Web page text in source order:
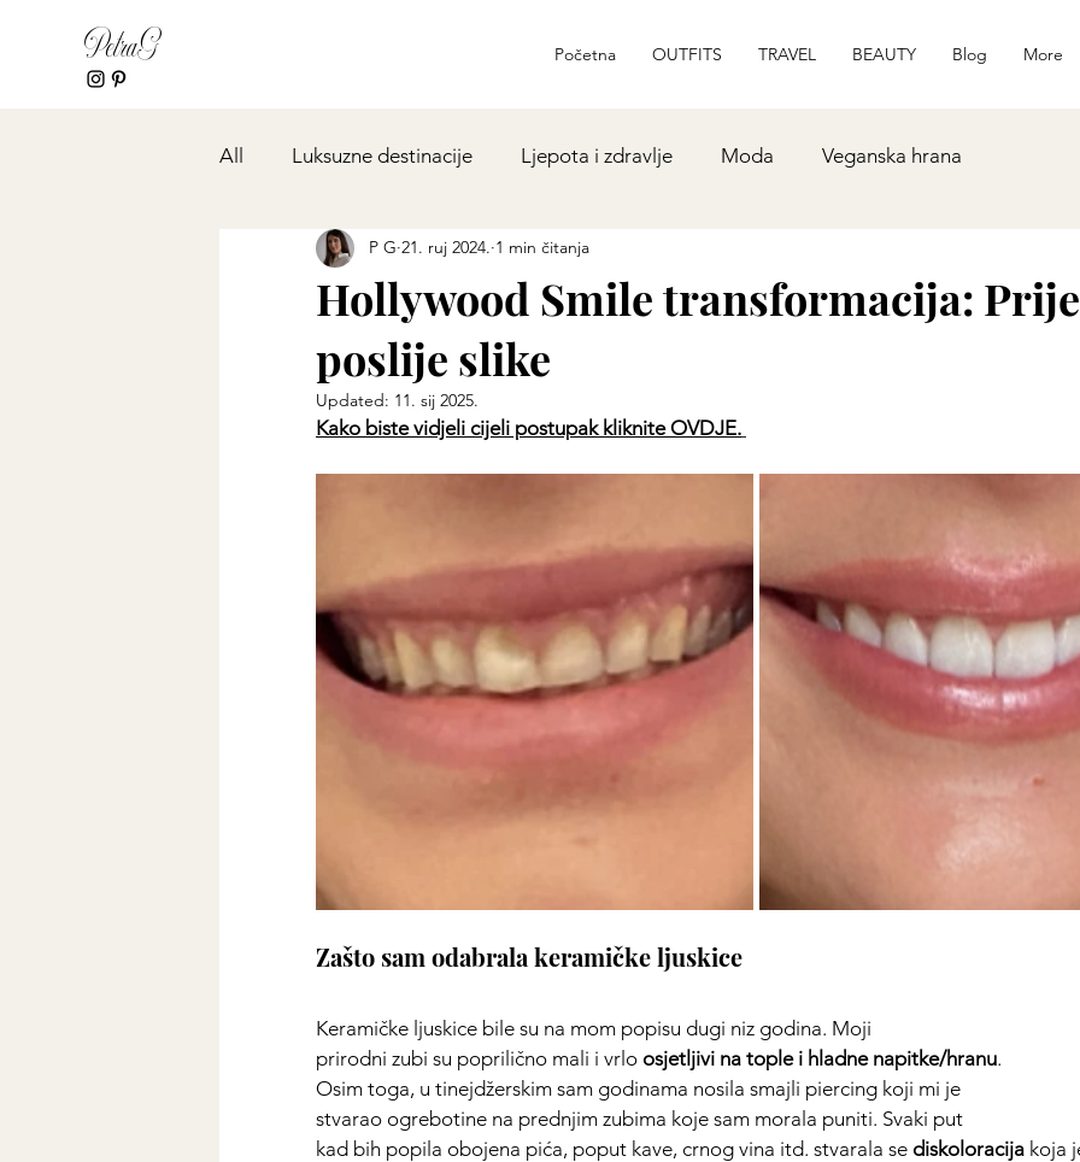
PetraG Početna OUTFITS TRAVEL BEAUTY Blog More
All Luksuzne destinacije Ljepota i zdravlje Moda Veganska hrana
Hollywood Smile transformacija:
poslije slike
P G 21. ruj 2024. 1 min čitanja
Updated: 11. sij 2025.
Kako biste vidjeli cijeli postupak kliknite OVDJE.
Zašto sam odabrala keramičke ljuskice
Keramičke ljuskice bile su na mom popisu dugi niz godina. Moji
prirodni zubi su poprilično mali i vrlo osjetljivi na tople i hladne napitke/hranu.
Osim toga, u tinejdžerskim sam godinama nosila smajli piercing koji mi je
stvarao ogrebotine na prednjim zubima koje sam morala puniti. Svaki put
kad bih popila obojena pića, poput kave, crnog vina itd. stvarala se diskoloracija koja